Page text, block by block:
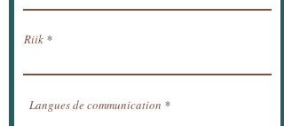
Riik
Langues de communication